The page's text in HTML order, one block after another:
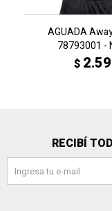
AGUADA
78793001 -
$
RECIBÍ